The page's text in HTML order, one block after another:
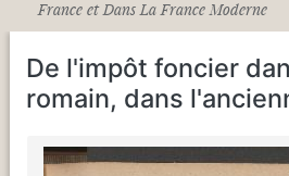
France et Dans La France Moderne
De l'impôt foncier
romain, dans